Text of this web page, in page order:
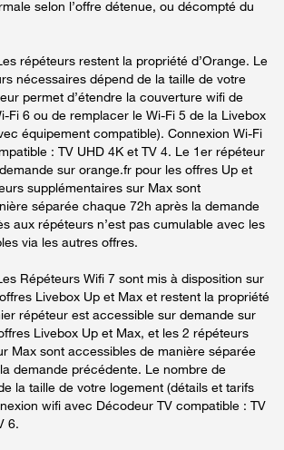
selon l’offre détenue, ou décompté du
répéteurs restent la propriété d’Orange. Le
nécessaires dépend de la taille de votre
permet d’étendre la couverture wifi de
Fi 6 ou de remplacer le Wi-Fi 5 de la Livebox
équipement compatible). Connexion Wi-Fi
: TV UHD 4K et TV 4. Le 1er répéteur
sur orange.fr pour les offres Up et
supplémentaires sur Max sont
séparée chaque 72h après la demande
aux répéteurs n’est pas cumulable avec les
via les autres offres.
Répéteurs Wifi 7 sont mis à disposition sur
Livebox Up et Max et restent la propriété
répéteur est accessible sur demande sur
Livebox Up et Max, et les 2 répéteurs
Max sont accessibles de manière séparée
demande précédente. Le nombre de
la taille de votre logement (détails et tarifs
wifi avec Décodeur TV compatible : TV
6.